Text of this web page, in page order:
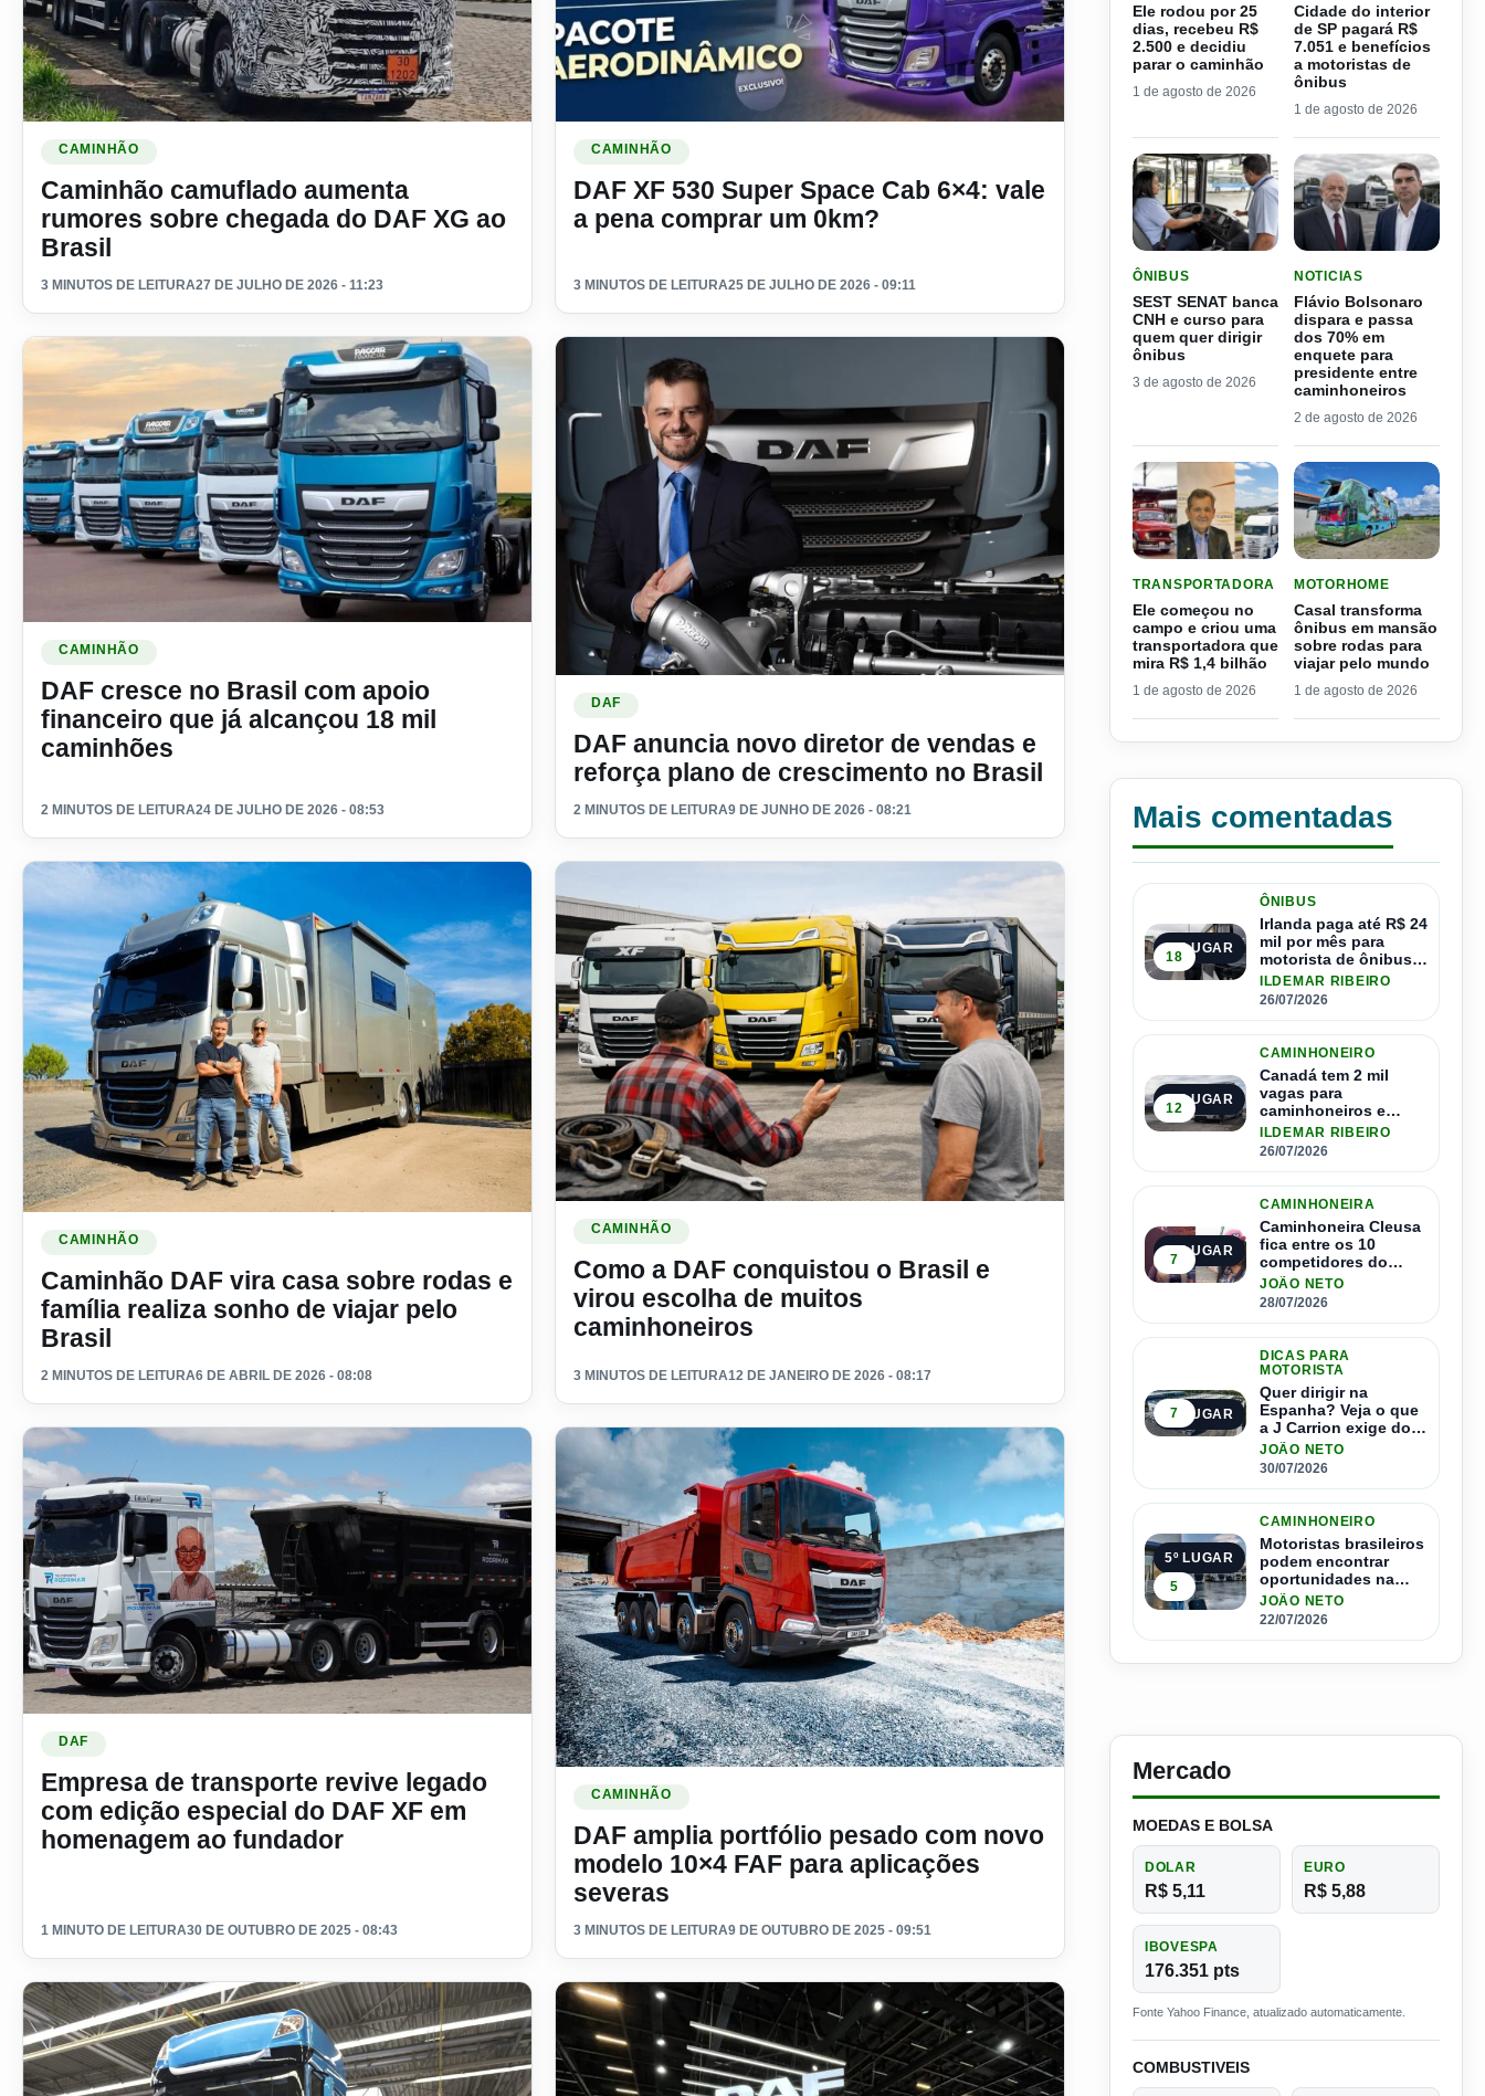
CAMINHÃO
Caminhão camuflado aumenta
rumores sobre chegada do DAF XG ao
Brasil
3 MINUTOS DE LEITURA27 DE JULHO DE 2026 - 11:23
Ler materia: DAF XF 530 Super Space Cab 6×4: vale a pena comprar um 0km?
CAMINHÃO
DAF XF 530 Super Space Cab 6×4: vale
a pena comprar um 0km?
3 MINUTOS DE LEITURA25 DE JULHO DE 2026 - 09:11
Ler materia: DAF cresce no Brasil com apoio financeiro que já alcançou 18 mil caminhões
CAMINHÃO
DAF cresce no Brasil com apoio
financeiro que já alcançou 18 mil
caminhões
2 MINUTOS DE LEITURA24 DE JULHO DE 2026 - 08:53
Ler materia: DAF anuncia novo diretor de vendas e reforça plano de crescimento no Brasil
DAF
DAF anuncia novo diretor de vendas e
reforça plano de crescimento no Brasil
2 MINUTOS DE LEITURA9 DE JUNHO DE 2026 - 08:21
Ler materia: Caminhão DAF vira casa sobre rodas e família realiza sonho de viajar pelo Brasil
CAMINHÃO
Caminhão DAF vira casa sobre rodas e
família realiza sonho de viajar pelo
Brasil
2 MINUTOS DE LEITURA6 DE ABRIL DE 2026 - 08:08
CAMINHÃO
Como a DAF conquistou o Brasil e
virou escolha de muitos
caminhoneiros
3 MINUTOS DE LEITURA12 DE JANEIRO DE 2026 - 08:17
Ler materia: Empresa de transporte revive legado com edição especial do DAF XF em homenagem ao fundador
DAF
Empresa de transporte revive legado
com edição especial do DAF XF em
homenagem ao fundador
1 MINUTO DE LEITURA30 DE OUTUBRO DE 2025 - 08:43
Ler materia: DAF amplia portfólio pesado com novo modelo 10×4 FAF para aplicações severas
CAMINHÃO
DAF amplia portfólio pesado com novo
modelo 10×4 FAF para aplicações
severas
3 MINUTOS DE LEITURA9 DE OUTUBRO DE 2025 - 09:51
Ele rodou por 25
dias, recebeu R$
2.500 e decidiu
parar o caminhão
1 de agosto de 2026
Cidade do interior
de SP pagará R$
7.051 e benefícios
a motoristas de
ônibus
1 de agosto de 2026
ÔNIBUS
SEST SENAT banca
CNH e curso para
quem quer dirigir
ônibus
3 de agosto de 2026
NOTICIAS
Flávio Bolsonaro
dispara e passa
dos 70% em
enquete para
presidente entre
caminhoneiros
2 de agosto de 2026
TRANSPORTADORA
Ele começou no
campo e criou uma
transportadora que
mira R$ 1,4 bilhão
1 de agosto de 2026
MOTORHOME
Casal transforma
ônibus em mansão
sobre rodas para
viajar pelo mundo
1 de agosto de 2026
Mais comentadas
1º LUGAR
18
ÔNIBUS
Irlanda paga até R$ 24
mil por mês para
motorista de ônibus e
pode contratar até
1.500 motoristas
ILDEMAR RIBEIRO
26/07/2026
2º LUGAR
12
CAMINHONEIRO
Canadá tem 2 mil
vagas para
caminhoneiros e
salário de até R$ 24
mil por mês
ILDEMAR RIBEIRO
26/07/2026
3º LUGAR
7
CAMINHONEIRA
Caminhoneira Cleusa
fica entre os 10
competidores do
Master Driver Brasil
JOÃO NETO
28/07/2026
4º LUGAR
7
DICAS PARA
MOTORISTA
Quer dirigir na
Espanha? Veja o que
a J Carrion exige dos
brasileiros
JOÃO NETO
30/07/2026
5º LUGAR
5
CAMINHONEIRO
Motoristas brasileiros
podem encontrar
oportunidades na
Espanha com salários
que passam de R$ 17
JOÃO NETO
22/07/2026
Mercado
MOEDAS E BOLSA
DOLAR
R$ 5,11
EURO
R$ 5,88
IBOVESPA
176.351 pts
Fonte Yahoo Finance, atualizado automaticamente.
COMBUSTIVEIS